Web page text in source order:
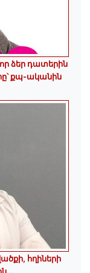
ձեր դատերին
քպ-ականին
հղիների